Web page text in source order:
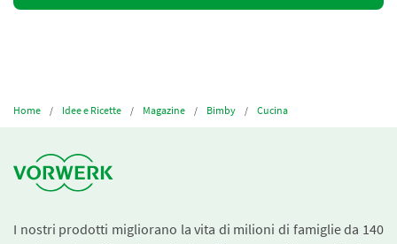
Home Idee e Ricette Magazine Bimby Cucina
I nostri prodotti migliorano la vita di milioni di famiglie da 140